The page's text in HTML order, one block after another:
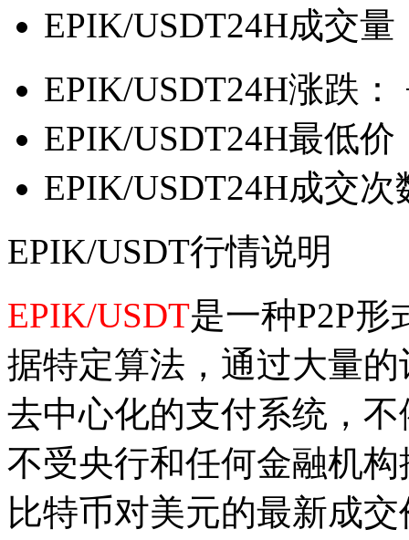
EPIK/USDT24H成交量
EPIK/USDT24H涨跌：
EPIK/USDT24H最低价
EPIK/USDT24H成交次
EPIK/USDT行情说明
EPIK/USDT是一种P2P
据特定算法，通过大量
去中心化的支付系统，
不受央行和任何金融机
比特币对美元的最新成